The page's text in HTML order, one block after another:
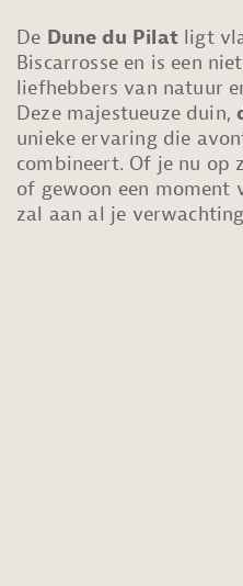
De Dune du Pilatligt
Biscarrosse en is een
liefhebbers van natuur
Deze majestueuze duin,
unieke ervaring die
combineert. Of je nu op
of gewoon een moment
zal aan al je